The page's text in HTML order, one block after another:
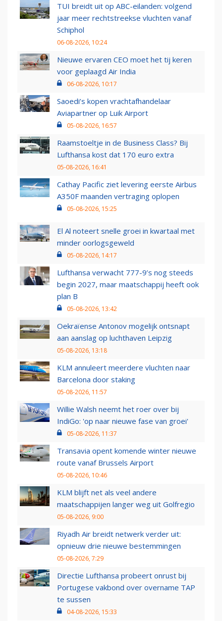
TUI breidt uit op ABC-eilanden: volgend
jaar meer rechtstreekse vluchten vanaf
Schiphol
06-08-2026, 10:24
Nieuwe ervaren CEO moet het tij keren
voor geplaagd Air India
06-08-2026, 10:17
Saoedi’s kopen vrachtafhandelaar
Aviapartner op Luik Airport
05-08-2026, 16:57
Raamstoeltje in de Business Class? Bij
Lufthansa kost dat 170 euro extra
05-08-2026, 16:41
Cathay Pacific ziet levering eerste Airbus
A350F maanden vertraging oplopen
05-08-2026, 15:25
El Al noteert snelle groei in kwartaal met
minder oorlogsgeweld
05-08-2026, 14:17
Lufthansa verwacht 777-9’s nog steeds
begin 2027, maar maatschappij heeft ook
plan B
05-08-2026, 13:42
Oekraïense Antonov mogelijk ontsnapt
aan aanslag op luchthaven Leipzig
05-08-2026, 13:18
KLM annuleert meerdere vluchten naar
Barcelona door staking
05-08-2026, 11:57
Willie Walsh neemt het roer over bij
IndiGo: 'op naar nieuwe fase van groei'
05-08-2026, 11:37
Transavia opent komende winter nieuwe
route vanaf Brussels Airport
05-08-2026, 10:46
KLM blijft net als veel andere
maatschappijen langer weg uit Golfregio
05-08-2026, 9:00
Riyadh Air breidt netwerk verder uit:
opnieuw drie nieuwe bestemmingen
05-08-2026, 7:29
Directie Lufthansa probeert onrust bij
Portugese vakbond over overname TAP
te sussen
04-08-2026, 15:33